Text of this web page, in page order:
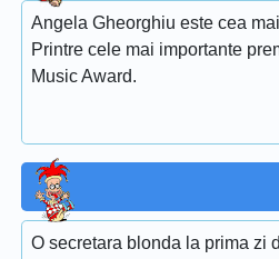
Angela Gheorghiu este cea
Printre cele mai importante
Music Award.
O secretara blonda la prima zi